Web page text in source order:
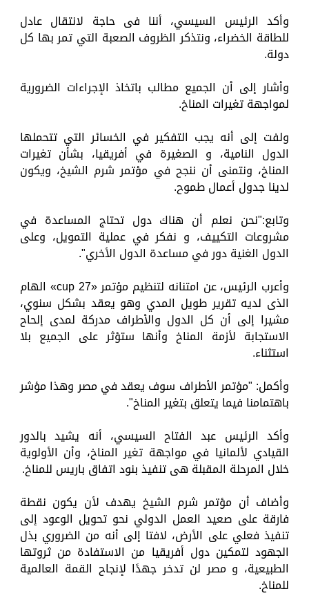
وأكد الرئيس السيسي، أننا فى حاجة لانتقال عادل
للطاقة الخضراء، ونتذكر الظروف الصعبة التي تمر بها كل
دولة.
وأشار إلى أن الجميع مطالب باتخاذ الإجراءات الضرورية
لمواجهة تغيرات المناخ.
ولفت إلى أنه يجب التفكير في الخسائر التي تتحملها
الدول النامية، و الصغيرة في أفريقيا، بشأن تغيرات
المناخ، ونتمنى أن ننجح في مؤتمر شرم الشيخ، ويكون
لدينا جدول أعمال طموح.
وتابع:"نحن نعلم أن هناك دول تحتاج المساعدة في
مشروعات التكييف، و نفكر في عملية التمويل، وعلى
الدول الغنية دور في مساعدة الدول الأخري".
وأعرب الرئيس، عن امتنانه لتنظيم مؤتمر «cup 27» الهام
الذى لديه تقرير طويل المدي وهو يعقد بشكل سنوي،
مشيرا إلى أن كل الدول والأطراف مدركة لمدى إلحاح
الاستجابة لأزمة المناخ وأنها ستؤثر على الجميع بلا
استثناء.
وأكمل: "مؤتمر الأطراف سوف يعقد في مصر وهذا مؤشر
باهتمامنا فيما يتعلق بتغير المناخ".
وأكد الرئيس عبد الفتاح السيسي، أنه يشيد بالدور
القيادي لألمانيا في مواجهة تغير المناخ، وأن الأولوية
خلال المرحلة المقبلة هى تنفيذ بنود اتفاق باريس للمناخ.
وأضاف أن مؤتمر شرم الشيخ يهدف لأن يكون نقطة
فارقة على صعيد العمل الدولي نحو تحويل الوعود إلى
تنفيذ فعلي على الأرض، لافتا إلى أنه من الضروري بذل
الجهود لتمكين دول أفريقيا من الاستفادة من ثروتها
الطبيعية، و مصر لن تدخر جهدًا لإنجاح القمة العالمية
للمناخ.